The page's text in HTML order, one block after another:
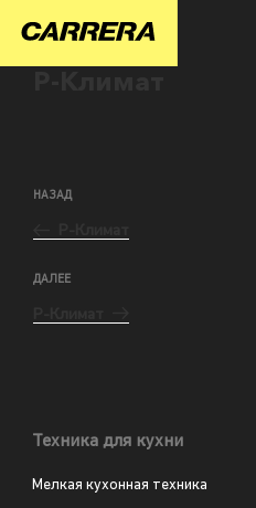
НАЗАД
ДАЛЕЕ
Техника для кухни
Мелкая кухонная техника